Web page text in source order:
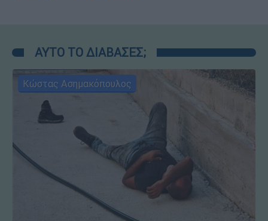
ΑΥΤΟ ΤΟ ΔΙΑΒΑΣΕΣ;
Κώστας Ασημακόπουλος